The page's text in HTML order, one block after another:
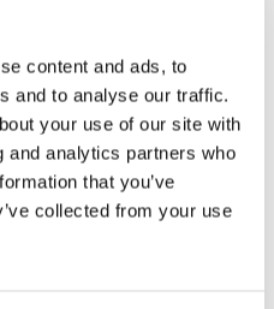
content and ads, to
and to analyse our traffic.
your use of our site with
and analytics partners who
that you’ve
collected from your use
advokatfirma med
relationer.